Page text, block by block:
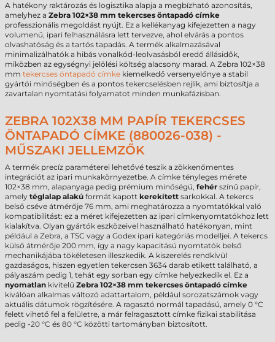
A hatékony raktározás és logisztika alapja a megbízható azonosítás,
amelyhez a Zebra 102×38 mm tekercses öntapadó címke
professzionális megoldást nyújt. Ez a kellékanyag kifejezetten a nagy
volumenű, ipari felhasználásra lett tervezve, ahol elvárás a pontos
olvashatóság és a tartós tapadás. A termék alkalmazásával
minimalizálhatók a hibás vonalkód-leolvasásból eredő állásidők,
miközben az egységnyi jelölési költség alacsony marad. A Zebra 102×38
mm tekercses öntapadó címke kiemelkedő versenyelőnye a stabil
gyártói minőségben és a pontos tekercselésben rejlik, ami biztosítja a
zavartalan nyomtatási folyamatot minden munkafázisban.
ZEBRA 102X38 MM PAPÍR TEKERCSES
ÖNTAPADÓ CÍMKE (880026-038) -
MŰSZAKI JELLEMZŐK
A termék precíz paraméterei lehetővé teszik a zökkenőmentes
integrációt az ipari munkakörnyezetbe. A címke tényleges mérete
102×38 mm, alapanyaga pedig prémium minőségű, fehér színű papír,
amely téglalap alakú formát kapott kerekített sarkokkal. A tekercs
belső cséve átmérője 76 mm, ami meghatározza a nyomtatókkal való
kompatibilitást: ez a méret kifejezetten az ipari címkenyomtatókhoz lett
kialakítva. Olyan gyártók eszközeivel használható hatékonyan, mint
például a Zebra, a TSC vagy a Godex ipari kategóriás modelljei. A tekercs
külső átmérője 200 mm, így a nagy kapacitású nyomtatók belső
mechanikájába tökéletesen illeszkedik. A kiszerelés rendkívül
gazdaságos, hiszen egyetlen tekercsen 3634 darab etikett található, a
pályaszám pedig 1, tehát egy sorban egy címke helyezkedik el. Ez a
nyomatlan kivitelű Zebra 102×38 mm tekercses öntapadó címke
kiválóan alkalmas változó adattartalom, például sorozatszámok vagy
aktuális dátumok rögzítésére. A ragasztó normál tapadású, amely 0 °C
felett vihető fel a felületre, a már felragasztott címke fizikai stabilitása
pedig -20 °C és 80 °C közötti tartományban biztosított.